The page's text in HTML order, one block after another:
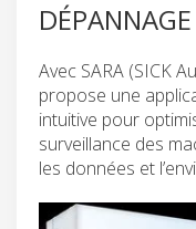
Avec SARA (SICK
propose une
intuitive pour
surveillance des
les données et